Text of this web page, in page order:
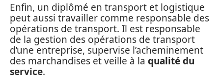
Enfin, un diplômé en transport et logistique
peut aussi travailler comme responsable des
opérations de transport. Il est responsable
de la gestion des opérations de transport
d’une entreprise, supervise l’acheminement
des marchandises et veille à la qualité du
service.